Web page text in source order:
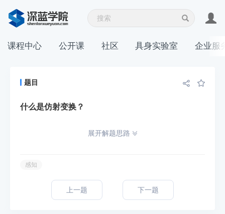
课程中心 公开课 社区 具身实验室 企业服
题目
什么是仿射变换？
展开解题思路
感知
上一题 下一题